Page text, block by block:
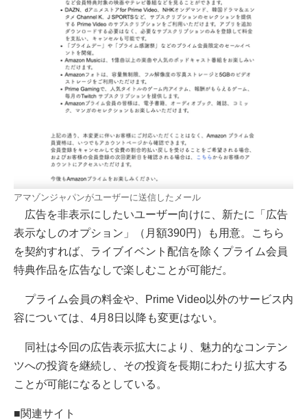
アマゾンジャパンがユーザーに送信したメール
広告を非表示にしたいユーザー向けに、新たに「広告
表示なしのオプション」（月額390円）も用意。こちら
を契約すれば、ライブイベント配信を除くプライム会員
特典作品を広告なしで楽しむことが可能だ。
プライム会員の料金や、Prime Video以外のサービス内
容については、4月8日以降も変更はない。
同社は今回の広告表示拡大により、魅力的なコンテン
ツへの投資を継続し、その投資を長期にわたり拡大する
ことが可能になるとしている。
■関連サイト